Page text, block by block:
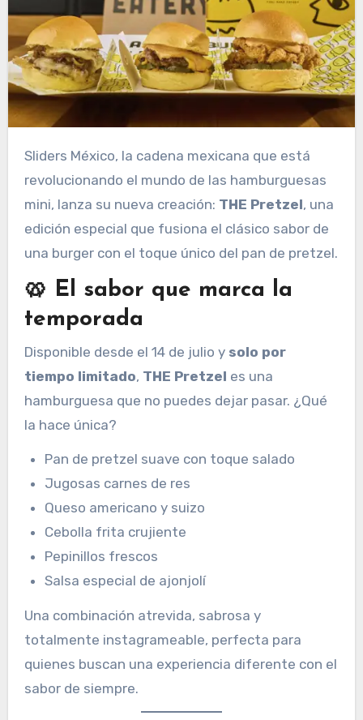
Sliders México, la cadena mexicana que está
revolucionando el mundo de las hamburguesas
mini, lanza su nueva creación: THE Pretzel, una
edición especial que fusiona el clásico sabor de
una burger con el toque único del pan de pretzel.
🥨 El sabor que marca la
temporada
Disponible desde el 14 de julio y solo por
tiempo limitado, THE Pretzel es una
hamburguesa que no puedes dejar pasar. ¿Qué
la hace única?
Pan de pretzel suave con toque salado
Jugosas carnes de res
Queso americano y suizo
Cebolla frita crujiente
Pepinillos frescos
Salsa especial de ajonjolí
Una combinación atrevida, sabrosa y
totalmente instagrameable, perfecta para
quienes buscan una experiencia diferente con el
sabor de siempre.